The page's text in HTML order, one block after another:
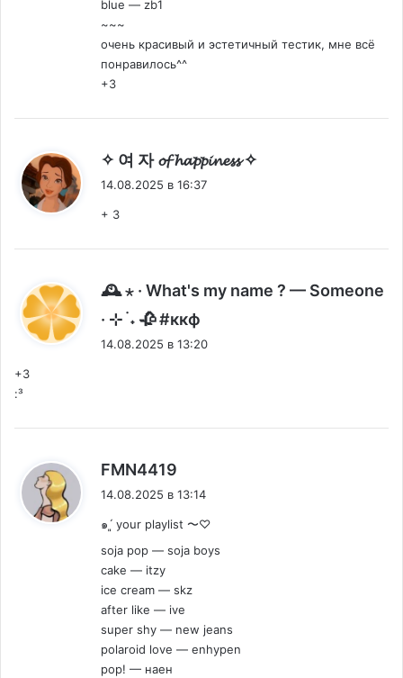
blue — zb1
~~~
очень красивый и эстетичный тестик, мне всё
понравилось^^
+3
✧ 여 자 𝓸𝓯 𝓱𝓪𝓹𝓹𝓲𝓷𝓮𝓼𝓼 ✧
14.08.2025 в 16:37
+ 3
🕰️ ⋆ · What's my name ? — Someone
· ⊹ ࣪ ˖ 🥀 #ккф
14.08.2025 в 13:20
+3
:³
FMN4419
14.08.2025 в 13:14
๑ˊ͈ your playlist 〜♡
soja pop — soja boys
cake — itzy
ice cream — skz
after like — ive
super shy — new jeans
polaroid love — enhypen
pop! — наен